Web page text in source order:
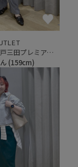
神戸三田プレミアム・アウトレット
(159cm)